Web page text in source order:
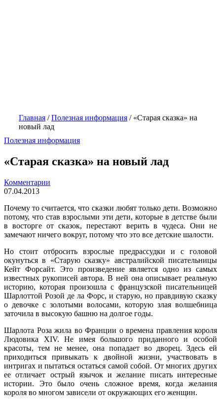
Главная /Полезная информация / «Старая сказка» на
новый лад
Полезная информация
«Старая сказка» на новый лад
Комментарии
07.04.2013
Почему то считается, что сказки любят только дети. Возможно
потому, что став взрослыми эти дети, которые в детстве были
в восторге от сказок, перестают верить в чудеса. Они не
замечают ничего вокруг, потому что это все детские шалости.
Но стоит отбросить взрослые предрассудки и с головой
окунуться в «Старую сказку» австралийской писательницы
Кейт Форсайт. Это произведение является одно из самых
известных рукописей автора. В ней она описывает реальную
историю, которая произошла с французской писательницей
Шарлоттой Розой де ла Форс, и старую, но правдивую сказку
о девочке с золотыми волосами, которую злая волшебница
заточила в высокую башню на долгое годы.
Шарлота Роза жила во Франции о времена правления короля
Людовика XIV. Не имея большого приданного и особой
красоты, тем не менее, она попадает во дворец. Здесь ей
приходиться привыкать к двойной жизни, участвовать в
интригах и пытаться остаться самой собой. От многих других
ее отличает острый язычок и желание писать интересные
истории. Это было очень сложное время, когда желания
короля во многом зависели от окружающих его женщин.